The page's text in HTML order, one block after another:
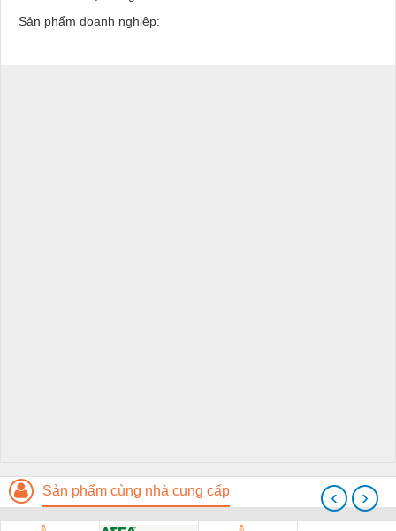
Sản phẩm doanh nghiệp:
Sản phẩm cùng nhà cung cấp ‹ ›